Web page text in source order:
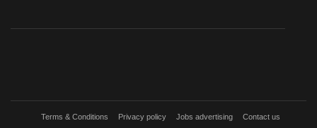
Terms & Conditions Privacy policy Jobs advertising Contact us